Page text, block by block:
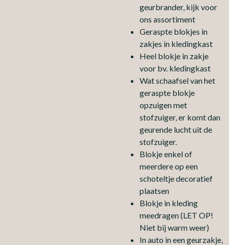
geurbrander, kijk voor
ons assortiment
Geraspte blokjes in
zakjes in kledingkast
Heel blokje in zakje
voor bv. kledingkast
Wat schaafsel van het
geraspte blokje
opzuigen met
stofzuiger, er komt dan
geurende lucht uit de
stofzuiger.
Blokje enkel of
meerdere op een
schoteltje decoratief
plaatsen
Blokje in kleding
meedragen (LET OP!
Niet bij warm weer)
In auto in een geurzakje,